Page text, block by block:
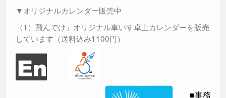
▼オリジナルカレンダー販売中
（1）飛んでけ」オリジナル車いす卓上カレンダーを販売
しています（送料込み1100円）